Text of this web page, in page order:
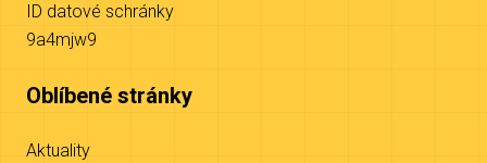
ID datové schránky
9a4mjw9
Oblíbené stránky
Aktuality